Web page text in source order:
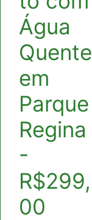
Água
Quente
em
Parque
Regina
-
R$299,
00